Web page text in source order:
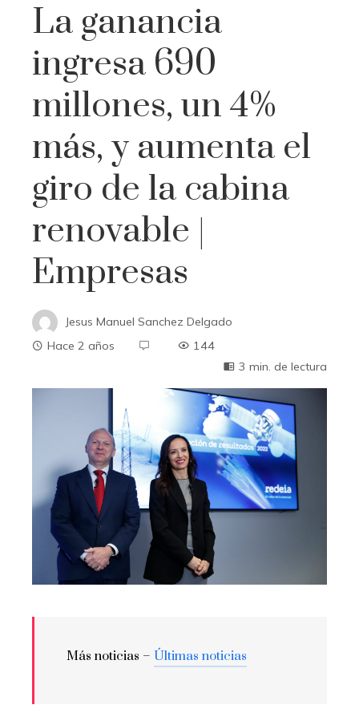
La ganancia
ingresa 690
millones, un 4%
más, y aumenta el
giro de la cabina
renovable |
Empresas
Jesus Manuel Sanchez Delgado
Hace 2 años
144
3 min. de lectura
Más noticias – Últimas noticias